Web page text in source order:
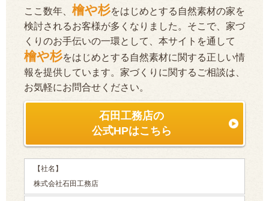
ここ数年、 檜や杉をはじめとする自然素材の家を
検討されるお客様が多くなりました。そこで、家づ
くりのお手伝いの一環として、本サイトを通して
檜や杉をはじめとする自然素材に関する正しい情
報を提供しています。家づくりに関するご相談は、
お気軽にお問合せください。
石田工務店の
公式HPはこちら
【社名】
株式会社石田工務店